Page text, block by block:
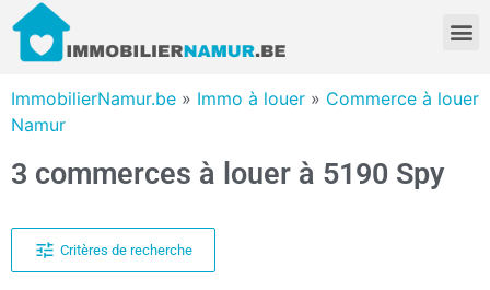
ImmobilierNamur.be » Immo à louer » Commerce à louer
Namur
3 commerces à louer à 5190 Spy
Critères de recherche